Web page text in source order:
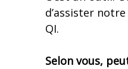
d’assister
QI.
Selon vous,